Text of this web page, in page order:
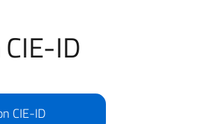
ID
CIE-ID